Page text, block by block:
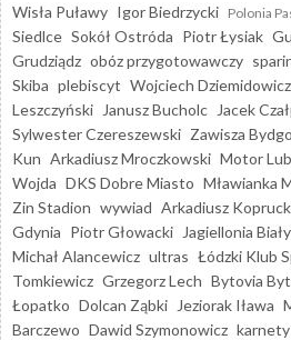
Wisła Puławy Igor Biedrzycki Polonia
Siedlce Sokół Ostróda Piotr Łysiak
Grudziądz obóz przygotowawczy
Skiba plebiscyt Wojciech Dziemidowicz
Leszczyński
Janusz Bucholc Jacek
Sylwester Czereszewski Zawisza
Kun Arkadiusz Mroczkowski Motor
Wojda DKS Dobre Miasto Mławianka
Zin Stadion wywiad Arkadiusz
Gdynia Piotr Głowacki Jagiellonia
Michał Alancewicz ultras Łódzki Klub
Tomkiewicz Grzegorz Lech Bytovia
Łopatko Dolcan Ząbki Jeziorak Iława
Barczewo Dawid Szymonowicz karnety